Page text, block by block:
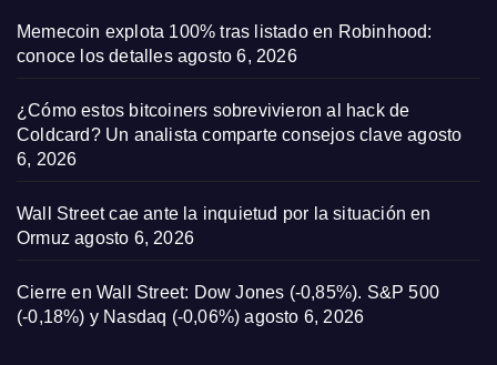
Memecoin explota 100% tras listado en Robinhood:
conoce los detalles agosto 6, 2026
¿Cómo estos bitcoiners sobrevivieron al hack de
Coldcard? Un analista comparte consejos clave agosto
6, 2026
Wall Street cae ante la inquietud por la situación en
Ormuz agosto 6, 2026
Cierre en Wall Street: Dow Jones (-0,85%). S&P 500
(-0,18%) y Nasdaq (-0,06%) agosto 6, 2026